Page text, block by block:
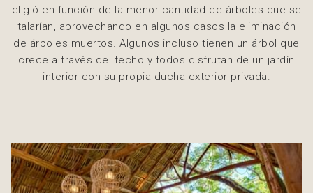
eligió en función de la menor cantidad de árboles que se
talarían, aprovechando en algunos casos la eliminación
de árboles muertos. Algunos incluso tienen un árbol que
crece a través del techo y todos disfrutan de un jardín
interior con su propia ducha exterior privada.